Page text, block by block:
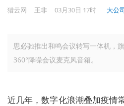
猎云网 王非 03月30日 17时 大公
思必驰推出和鸣会议转写一体机，
360°降噪会议麦克风音箱。
近几年，数字化浪潮叠加疫情